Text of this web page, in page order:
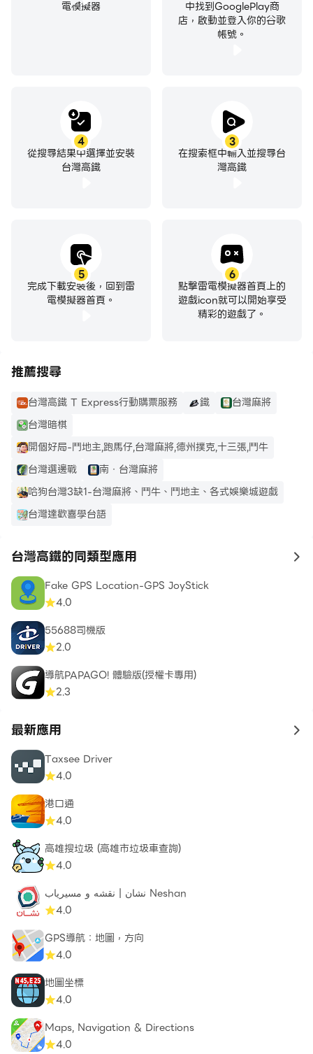
電模擬器
中找到GooglePlay商
店，啟動並登入你的谷歌
帳號。
3
在搜索框中輸入並搜尋台
灣高鐵
4
從搜尋結果中選擇並安裝
台灣高鐵
5
完成下載安裝後，回到雷
電模擬器首頁。
6
點擊雷電模擬器首頁上的
遊戲icon就可以開始享受
精彩的遊戲了。
推薦搜尋
台灣高鐵 T Express行動購票服務 鐵
台灣麻將
台灣暗棋
開個好局-鬥地主,跑馬仔,台灣麻將,德州撲克,十三張,鬥牛
台灣選邊戰
南．台灣麻將
哈狗台灣3缺1-台灣麻將、鬥牛、鬥地主、各式娛樂城遊戲
台灣達歡喜學台語
台灣高鐵的同類型應用 to
Fake GPS Location-GPS JoyStick
4.0
55688司機版
2.0
導航PAPAGO! 體驗版(授權卡專用)
2.3
最新應用 to
Taxsee Driver
4.0
港口通
4.0
高雄搜垃圾 (高雄市垃圾車查詢)
4.0
نشان | نقشه و مسیریاب Neshan
4.0
GPS導航：地圖，方向
4.0
地圖坐標
4.0
Maps, Navigation & Directions
4.0